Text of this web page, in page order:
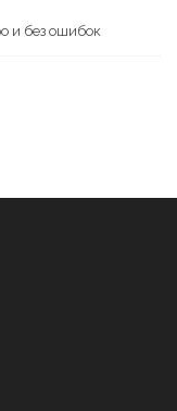
и без ошибок